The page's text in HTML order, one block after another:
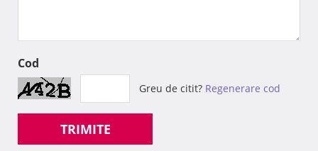
Cod
Greu de citit? Regenerare cod
TRIMITE